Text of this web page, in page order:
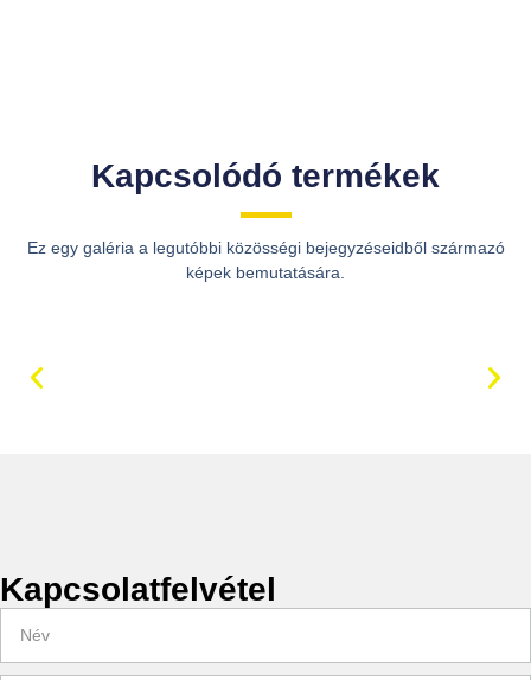
Kapcsolódó termékek
Ez egy galéria a legutóbbi közösségi bejegyzéseidből származó
képek bemutatására.
Kapcsolatfelvétel